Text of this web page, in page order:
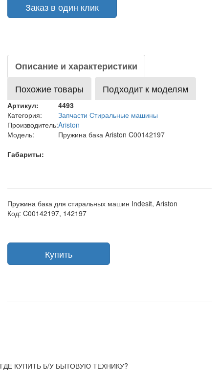
Заказ в один клик
Описание и характеристики
Похожие товары
Подходит к моделям
Артикул:
4493
Категория:
Запчасти Стиральные машины
Производитель:Ariston
Модель:
Пружина бака Ariston C00142197
Габариты:
Пружина бака для стиральных машин Indesit, Ariston
Код: C00142197, 142197
ГДЕ КУПИТЬ Б/У БЫТОВУЮ ТЕХНИКУ?